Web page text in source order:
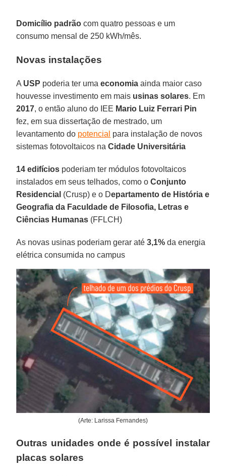
Domicílio padrão com quatro pessoas e um
consumo mensal de 250 kWh/mês.
Novas instalações
A USP poderia ter umaeconomia ainda maior caso
houvesse investimento em mais usinas solares. Em
2017, o então aluno do IEE Mario Luiz Ferrari Pin
fez, em sua dissertação de mestrado, um
levantamento do potencial para instalação de novos
sistemas fotovoltaicos naCidade Universitária
14 edifícios poderiam ter módulos fotovoltaicos
instalados em seus telhados, como oConjunto
Residencial (Crusp) e o Departamento de História e
Geografia da Faculdade de Filosofia, Letras e
Ciências Humanas (FFLCH)
As novas usinas poderiam gerar até3,1% da energia
elétrica consumida no campus
(Arte: Larissa Fernandes)
Outras unidades onde é possível instalar
placas solares